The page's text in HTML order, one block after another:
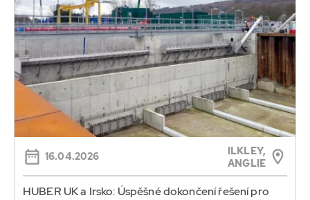
16.04.2026
ILKLEY,
ANGLIE
HUBER UK a Irsko: Úspěšné dokončení řešení pro